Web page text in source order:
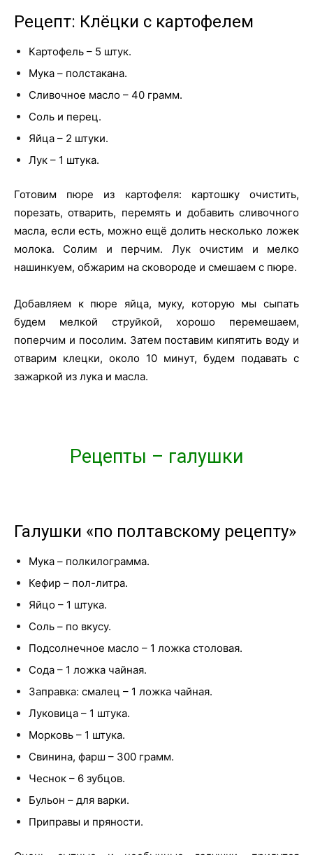
Рецепт: Клёцки с картофелем
Картофель – 5 штук.
Мука – полстакана.
Сливочное масло – 40 грамм.
Соль и перец.
Яйца – 2 штуки.
Лук – 1 штука.
Готовим пюре из картофеля: картошку очистить,
порезать, отварить, перемять и добавить сливочного
масла, если есть, можно ещё долить несколько ложек
молока. Солим и перчим. Лук очистим и мелко
нашинкуем, обжарим на сковороде и смешаем с пюре.
Добавляем к пюре яйца, муку, которую мы сыпать
будем мелкой струйкой, хорошо перемешаем,
поперчим и посолим. Затем поставим кипятить воду и
отварим клецки, около 10 минут, будем подавать с
зажаркой из лука и масла.
Рецепты – галушки
Галушки «по полтавскому рецепту»
Мука – полкилограмма.
Кефир – пол-литра.
Яйцо – 1 штука.
Соль – по вкусу.
Подсолнечное масло – 1 ложка столовая.
Сода – 1 ложка чайная.
Заправка: смалец – 1 ложка чайная.
Луковица – 1 штука.
Морковь – 1 штука.
Свинина, фарш – 300 грамм.
Чеснок – 6 зубцов.
Бульон – для варки.
Приправы и пряности.